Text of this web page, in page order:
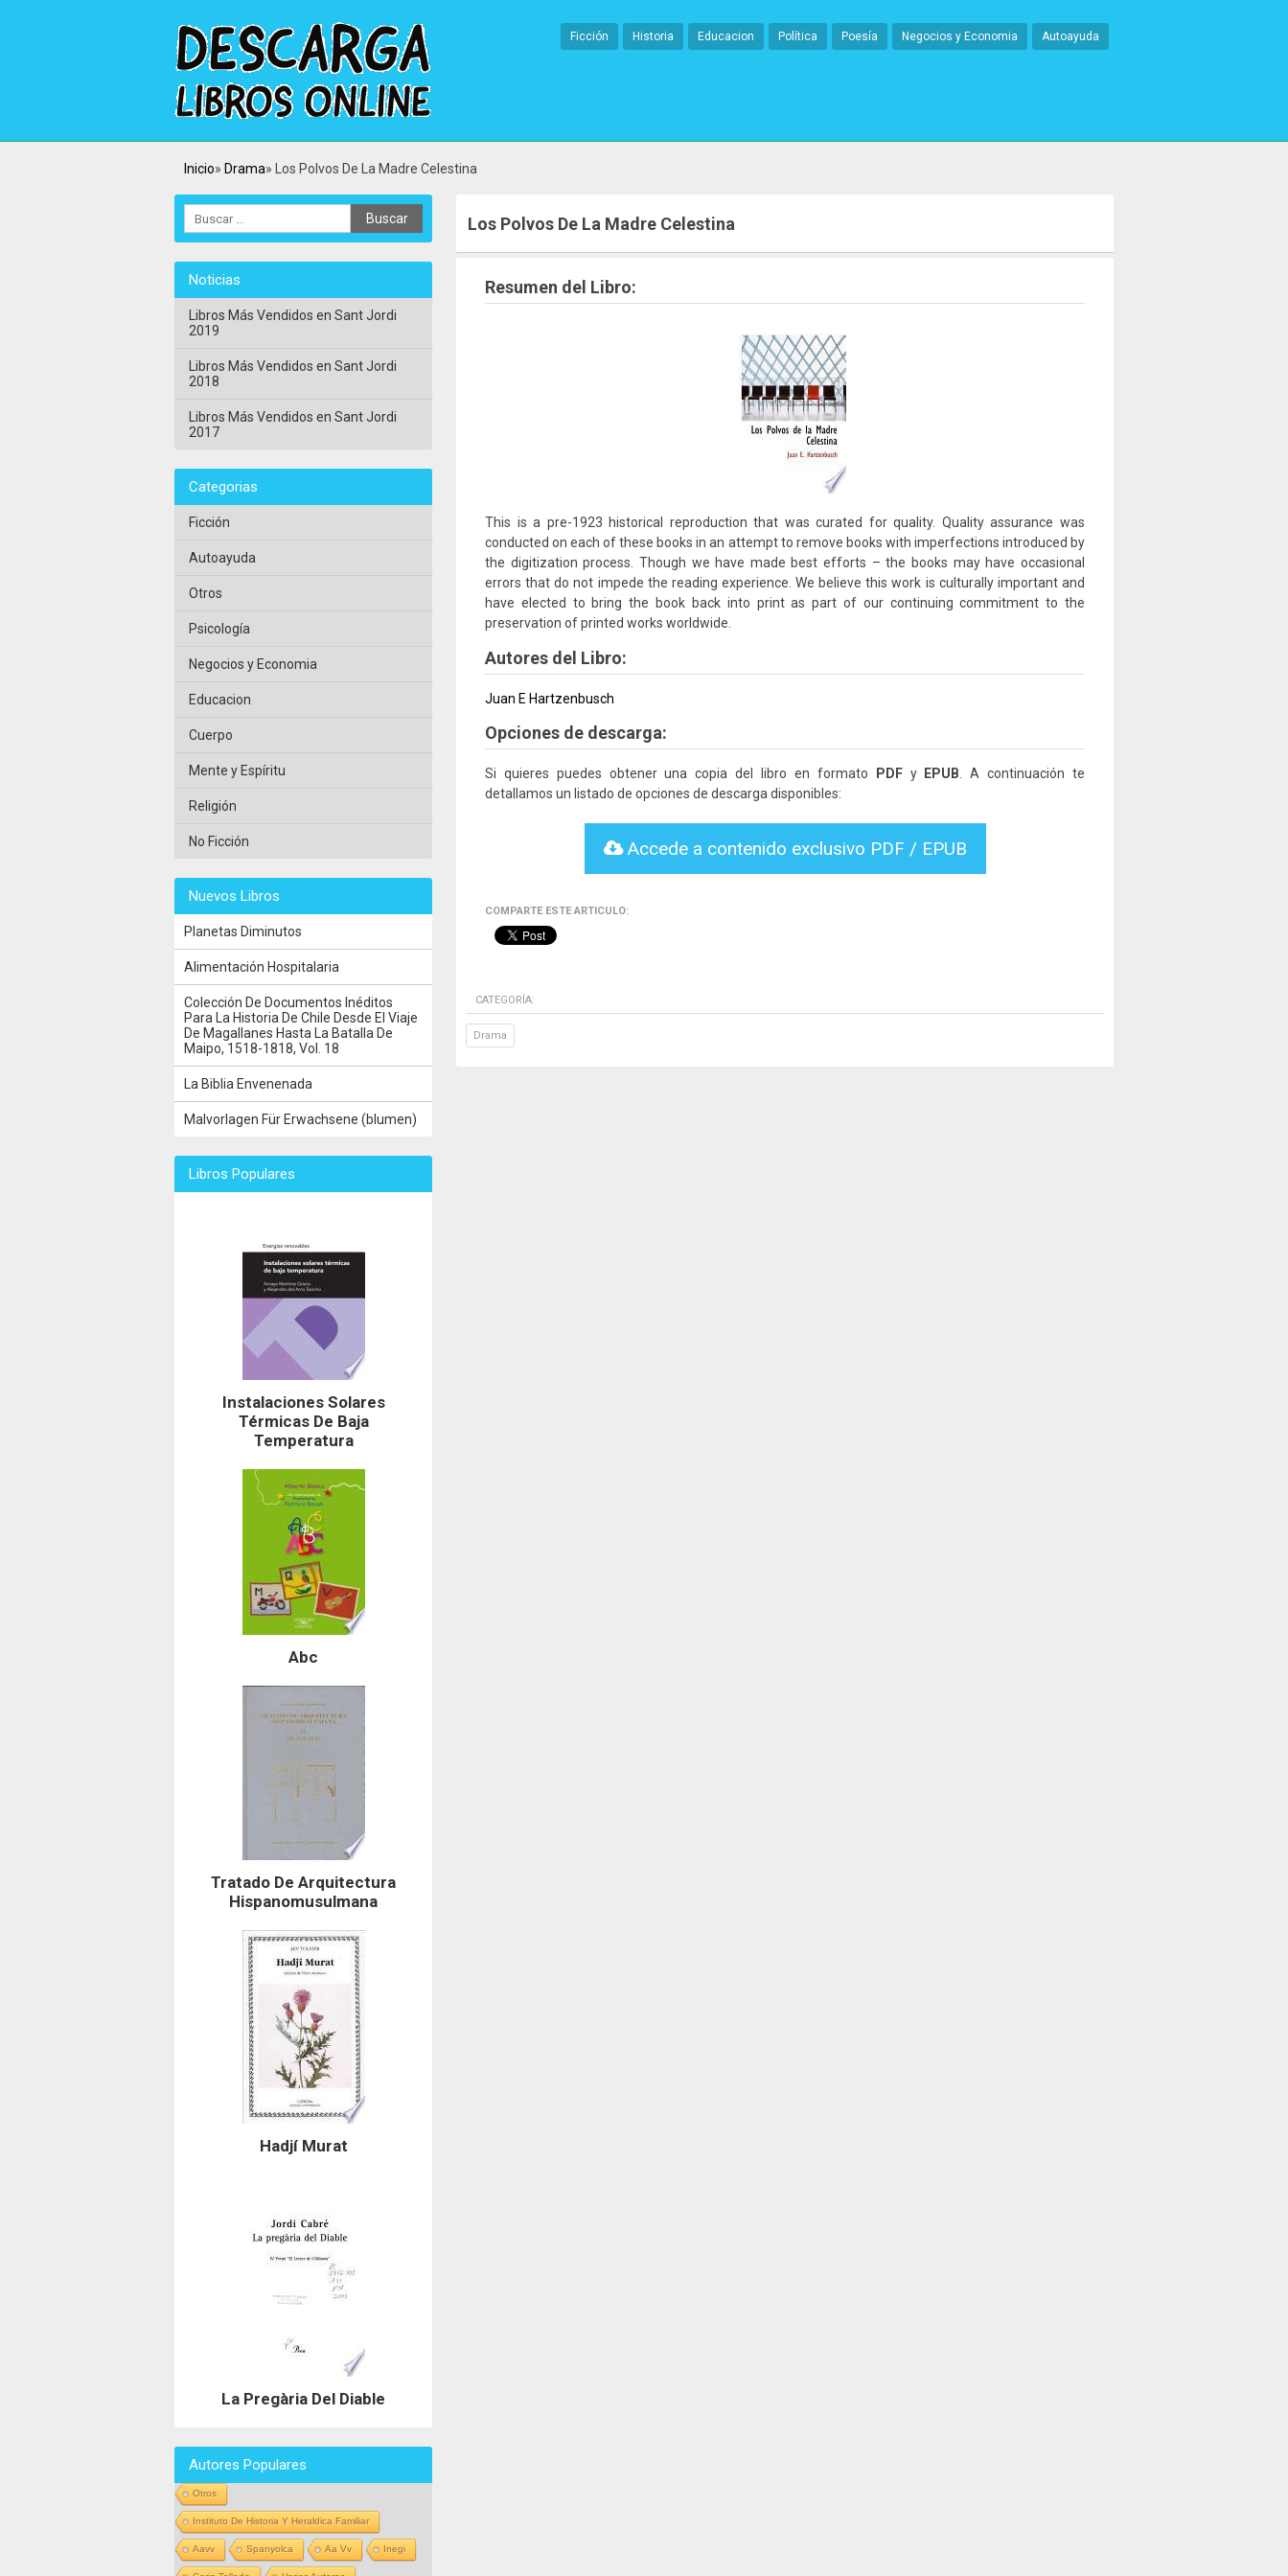
Ficción Historia Educacion Política Poesía Negocios y Economia Autoayuda
Inicio Drama Los Polvos De La Madre Celestina
Los Polvos De La Madre Celestina
Resumen del Libro:
This is a pre-1923 historical reproduction that was curated for quality. Quality assurance was
conducted on each of these books in an attempt to remove books with imperfections introduced by
the digitization process. Though we have made best efforts – the books may have occasional
errors that do not impede the reading experience. We believe this work is culturally important and
have elected to bring the book back into print as part of our continuing commitment to the
preservation of printed works worldwide.
Autores del Libro:
Juan E Hartzenbusch
Opciones de descarga:
Si quieres puedes obtener una copia del libro en formato PDFy EPUB . A continuación te
detallamos un listado de opciones de descarga disponibles:
Accede a contenido exclusivo PDF / EPUB
COMPARTE ESTE ARTICULO:
CATEGORÍA:
Drama
Noticias
Libros Más Vendidos en Sant Jordi
2019
Libros Más Vendidos en Sant Jordi
2018
Libros Más Vendidos en Sant Jordi
2017
Categorias
Ficción
Autoayuda
Otros
Psicología
Negocios y Economia
Educacion
Cuerpo
Mente y Espíritu
Religión
No Ficción
Nuevos Libros
Planetas Diminutos
Alimentación Hospitalaria
Colección De Documentos Inéditos
Para La Historia De Chile Desde El Viaje
De Magallanes Hasta La Batalla De
Maipo, 1518-1818, Vol. 18
La Biblia Envenenada
Malvorlagen Für Erwachsene (blumen)
Libros Populares
Instalaciones Solares
Térmicas De Baja
Temperatura
Abc
Tratado De Arquitectura
Hispanomusulmana
Hadjí Murat
La Pregària Del Diable
Autores Populares
Otros
Instituto De Historia Y Heraldica Familiar
Aavv Spanyolca Aa Vv Inegi